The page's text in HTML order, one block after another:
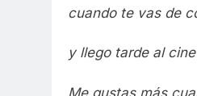
cuando te vas de
y llego tarde al
Me gustas más